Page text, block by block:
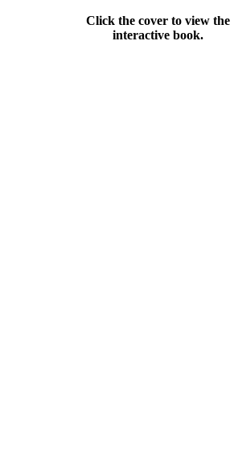
Click the cover to view the
interactive book.